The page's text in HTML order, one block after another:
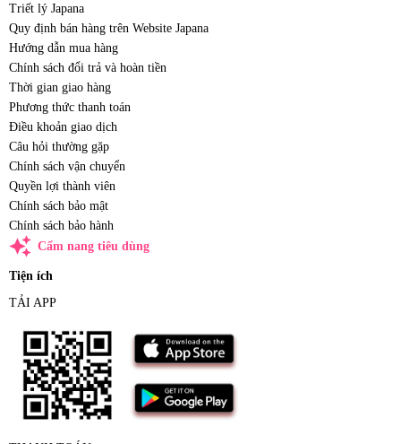
Triết lý Japana
Quy định bán hàng trên Website Japana
Hướng dẫn mua hàng
Chính sách đổi trả và hoàn tiền
Thời gian giao hàng
Phương thức thanh toán
Điều khoản giao dịch
Câu hỏi thường gặp
Chính sách vận chuyển
Quyền lợi thành viên
Chính sách bảo mật
Chính sách bảo hành
auto_awesome Cẩm nang tiêu dùng
Tiện ích
TẢI APP